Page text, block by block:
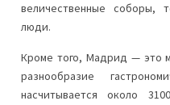
величественные соборы,
люди.
Кроме того, Мадрид — это
разнообразие
насчитывается около